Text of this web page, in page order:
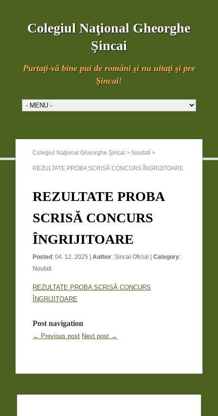
Colegiul Naţional Gheorghe
Şincai
Purtaţi-vă bine pui de români şi nu uitaţi şi pre
Şincai!
Colegiul Naţional Gheorghe Şincai > Noutati >
REZULTATE PROBA SCRISĂ CONCURS ÎNGRIJITOARE
REZULTATE PROBA
SCRISĂ CONCURS
ÎNGRIJITOARE
Posted : 04. 12. 2025 |Author:Sincai Oficial |Category:
Noutati
REZULTATE PROBA SCRISĂ CONCURS
ÎNGRIJITOARE
Post navigation
← Previous post Next post →